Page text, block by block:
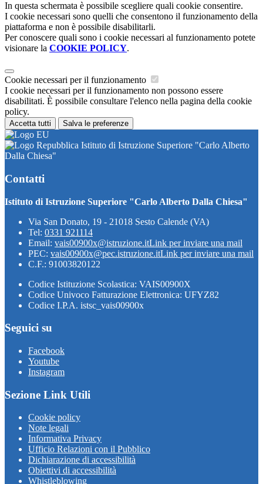
In questa schermata è possibile scegliere quali cookie consentire.
I cookie necessari sono quelli che consentono il funzionamento della
piattaforma e non è possibile disabilitarli.
Per conoscere quali sono i cookie necessari al funzionamento potete
visionare la COOKIE POLICY.
Cookie necessari per il funzionamento
I cookie necessari per il funzionamento non possono essere
disabilitati. È possibile consultare l'elenco nella pagina della cookie
policy.
Accetta tutti Salva le preferenze
Istituto di Istruzione Superiore "Carlo Alberto
Dalla Chiesa"
Contatti
Istituto di Istruzione Superiore "Carlo Alberto Dalla Chiesa"
Via San Donato, 19 - 21018 Sesto Calende (VA)
Tel: 0331 921114
Email: vais00900x@istruzione.itLink per inviare una mail
PEC: vais00900x@pec.istruzione.itLink per inviare una mail
C.F.: 91003820122
Codice Istituzione Scolastica: VAIS00900X
Codice Univoco Fatturazione Elettronica: UFYZ82
Codice I.P.A. istsc_vais00900x
Seguici su
Facebook
Youtube
Instagram
Sezione Link Utili
Cookie policy
Note legali
Informativa Privacy
Ufficio Relazioni con il Pubblico
Dichiarazione di accessibilità
Obiettivi di accessibilità
Whistleblowing